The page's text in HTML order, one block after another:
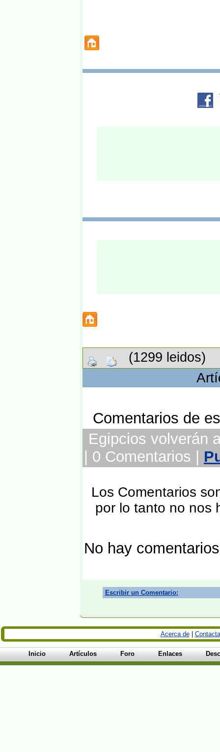
(1299 leidos)
Comentarios de
Egipcios volverán
| 0 Comentarios |
Los Comentarios
por lo tanto no nos
No hay
Escribir un Comentario:
Acerca de|
Inicio Artículos Foro Enlaces